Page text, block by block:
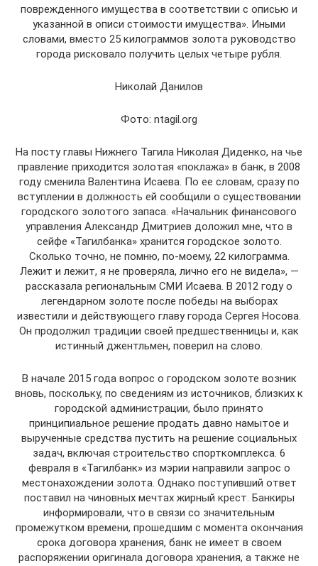
поврежденного имущества в соответствии с описью и
указанной в описи стоимости имущества». Иными
словами, вместо 25 килограммов золота руководство
города рисковало получить целых четыре рубля.
Николай Данилов
Фото: ntagil.org
На посту главы Нижнего Тагила Николая Диденко, на чье
правление приходится золотая «поклажа» в банк, в 2008
году сменила Валентина Исаева. По ее словам, сразу по
вступлении в должность ей сообщили о существовании
городского золотого запаса. «Начальник финансового
управления Александр Дмитриев доложил мне, что в
сейфе «Тагилбанка» хранится городское золото.
Сколько точно, не помню, по-моему, 22 килограмма.
Лежит и лежит, я не проверяла, лично его не видела», —
рассказала региональным СМИ Исаева. В 2012 году о
легендарном золоте после победы на выборах
известили и действующего главу города Сергея Носова.
Он продолжил традиции своей предшественницы и, как
истинный джентльмен, поверил на слово.
В начале 2015 года вопрос о городском золоте возник
вновь, поскольку, по сведениям из источников, близких к
городской администрации, было принято
принципиальное решение продать давно намытое и
вырученные средства пустить на решение социальных
задач, включая строительство спорткомплекса. 6
февраля в «Тагилбанк» из мэрии направили запрос о
местонахождении золота. Однако поступивший ответ
поставил на чиновных мечтах жирный крест. Банкиры
информировали, что в связи со значительным
промежутком времени, прошедшим с момента окончания
срока договора хранения, банк не имеет в своем
распоряжении оригинала договора хранения, а также не